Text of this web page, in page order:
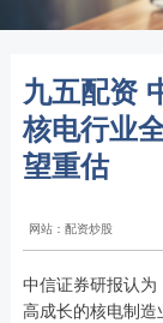
九五配资
核电行业
望重估
网站：配资炒股
中信证券研报认
高成长的核电制